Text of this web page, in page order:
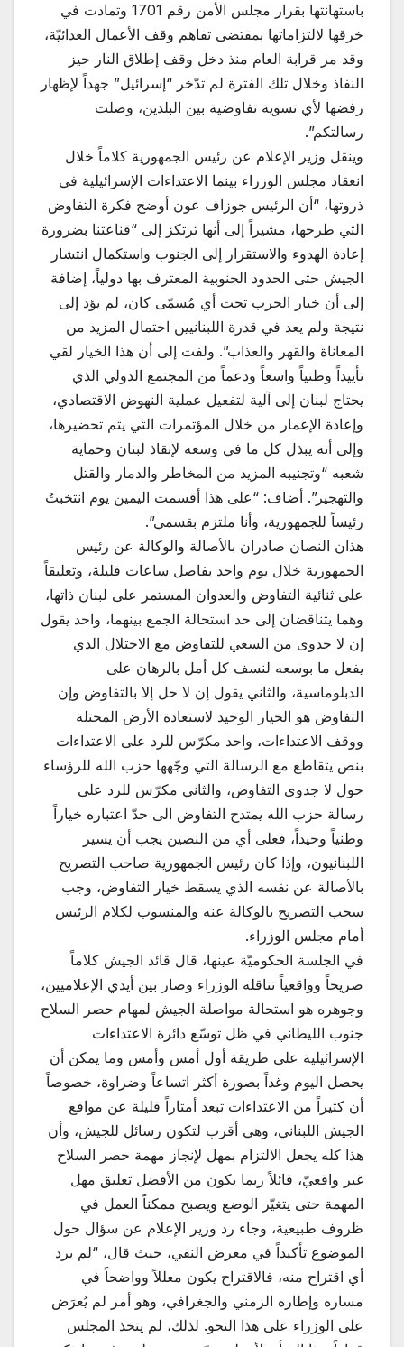
باستهانتها بقرار مجلس الأمن رقم 1701 وتمادت في
خرقها لالتزاماتها بمقتضى تفاهم وقف الأعمال العدائيّة،
وقد مر قرابة العام منذ دخل وقف إطلاق النار حيز
النفاذ وخلال تلك الفترة لم تدّخر “إسرائيل” جهداً لإظهار
رفضها لأي تسوية تفاوضية بين البلدين، وصلت
رسالتكم”.
وينقل وزير الإعلام عن رئيس الجمهورية كلاماً خلال
انعقاد مجلس الوزراء بينما الاعتداءات الإسرائيلية في
ذروتها، “أن الرئيس جوزاف عون أوضح فكرة التفاوض
التي طرحها، مشيراً إلى أنها ترتكز إلى “قناعتنا بضرورة
إعادة الهدوء والاستقرار إلى الجنوب واستكمال انتشار
الجيش حتى الحدود الجنوبية المعترف بها دولياً، إضافة
إلى أن خيار الحرب تحت أي مُسمّى كان، لم يؤد إلى
نتيجة ولم يعد في قدرة اللبنانيين احتمال المزيد من
المعاناة والقهر والعذاب”. ولفت إلى أن هذا الخيار لقي
تأييداً وطنياً واسعاً ودعماً من المجتمع الدولي الذي
يحتاج لبنان إلى آلية لتفعيل عملية النهوض الاقتصادي،
وإعادة الإعمار من خلال المؤتمرات التي يتم تحضيرها،
وإلى أنه يبذل كل ما في وسعه لإنقاذ لبنان وحماية
شعبه “وتجنيبه المزيد من المخاطر والدمار والقتل
والتهجير”. أضاف: “على هذا أقسمت اليمين يوم انتخبتُ
رئيساً للجمهورية، وأنا ملتزم بقسمي”.
هذان النصان صادران بالأصالة والوكالة عن رئيس
الجمهورية خلال يوم واحد بفاصل ساعات قليلة، وتعليقاً
على ثنائية التفاوض والعدوان المستمر على لبنان ذاتها،
وهما يتناقضان إلى حد استحالة الجمع بينهما، واحد يقول
إن لا جدوى من السعي للتفاوض مع الاحتلال الذي
يفعل ما بوسعه لنسف كل أمل بالرهان على
الدبلوماسية، والثاني يقول إن لا حل إلا بالتفاوض وإن
التفاوض هو الخيار الوحيد لاستعادة الأرض المحتلة
ووقف الاعتداءات، واحد مكرّس للرد على الاعتداءات
بنص يتقاطع مع الرسالة التي وجّهها حزب الله للرؤساء
حول لا جدوى التفاوض، والثاني مكرّس للرد على
رسالة حزب الله يمتدح التفاوض الى حدّ اعتباره خياراً
وطنياً وحيداً، فعلى أي من النصين يجب أن يسير
اللبنانيون، وإذا كان رئيس الجمهورية صاحب التصريح
بالأصالة عن نفسه الذي يسقط خيار التفاوض، وجب
سحب التصريح بالوكالة عنه والمنسوب لكلام الرئيس
أمام مجلس الوزراء.
في الجلسة الحكوميّة عينها، قال قائد الجيش كلاماً
صريحاً وواقعياً تناقله الوزراء وصار بين أيدي الإعلاميين،
وجوهره هو استحالة مواصلة الجيش لمهام حصر السلاح
جنوب الليطاني في ظل توسّع دائرة الاعتداءات
الإسرائيلية على طريقة أول أمس وأمس وما يمكن أن
يحصل اليوم وغداً بصورة أكثر اتساعاً وضراوة، خصوصاً
أن كثيراً من الاعتداءات تبعد أمتاراً قليلة عن مواقع
الجيش اللبناني، وهي أقرب لتكون رسائل للجيش، وأن
هذا كله يجعل الالتزام بمهل لإنجاز مهمة حصر السلاح
غير واقعيّ، قائلاً ربما يكون من الأفضل تعليق مهل
المهمة حتى يتغيّر الوضع ويصبح ممكناً العمل في
ظروف طبيعية، وجاء رد وزير الإعلام عن سؤال حول
الموضوع تأكيداً في معرض النفي، حيث قال، “لم يرد
أي اقتراح منه، فالاقتراح يكون معللاً وواضحاً في
مساره وإطاره الزمني والجغرافي، وهو أمر لم يُعرَض
على الوزراء على هذا النحو. لذلك، لم يتخذ المجلس